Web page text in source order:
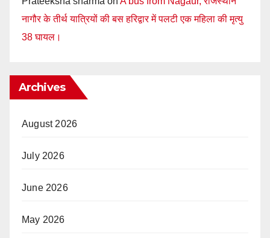
नागौर के तीर्थ यात्रियों की बस हरिद्वार में पलटी एक महिला की मृत्यु
38 घायल।
Archives
August 2026
July 2026
June 2026
May 2026